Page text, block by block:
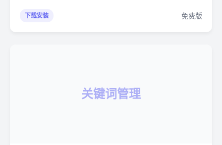
下载安装 免费版
关键词管理